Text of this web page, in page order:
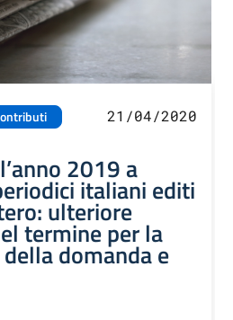
21/04/2020
2019 a
italiani editi
ulteriore
termine per la
domanda e